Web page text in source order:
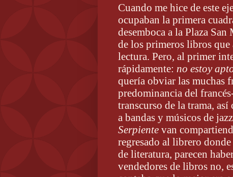
Cuando me hice de este
ocupaban la primera
desemboca a la Plaza
de los primeros libros
lectura. Pero, al primer
rápidamente: no estoy
quería obviar las muchas
predominancia del
transcurso de la trama,
a bandas y músicos de
Serpiente van
regresado al librero
de literatura, parecen
vendedores de libros no,